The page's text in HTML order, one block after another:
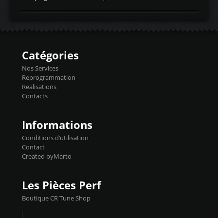
d'admissiontemp ex. pour atmo -30- 80°C
temperaturetemperature ldr moteurtemp
Injecteurs + Flashpro 1370€ TTC Le
précise et performante. Vous pourrez
basculer de la carto sans plomb à Ethanol à
l'aide du flashpro OPTION ECONOMIQUES
Reprog SP 98 sur le calculateur d'origine
450€ TTC Un gain d'environ 10cv et 15nm
Catégories
Nos Services
Reprogrammation
Realisations
Contacts
Informations
Conditions d’utilisation
Contact
Created byMarto
Les Pièces Perf
Boutique CR Tune Shop